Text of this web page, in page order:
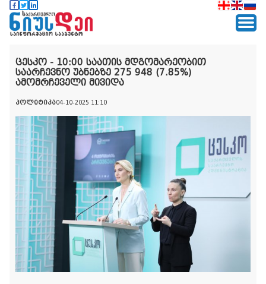
ცესკო - 10:00 საათის მდგომარეობით
საარჩევნო უბნებზე 275 948 (7.85%)
ამომრჩეველი მივიდა
პოლიტიკა04-10-2025 11:10